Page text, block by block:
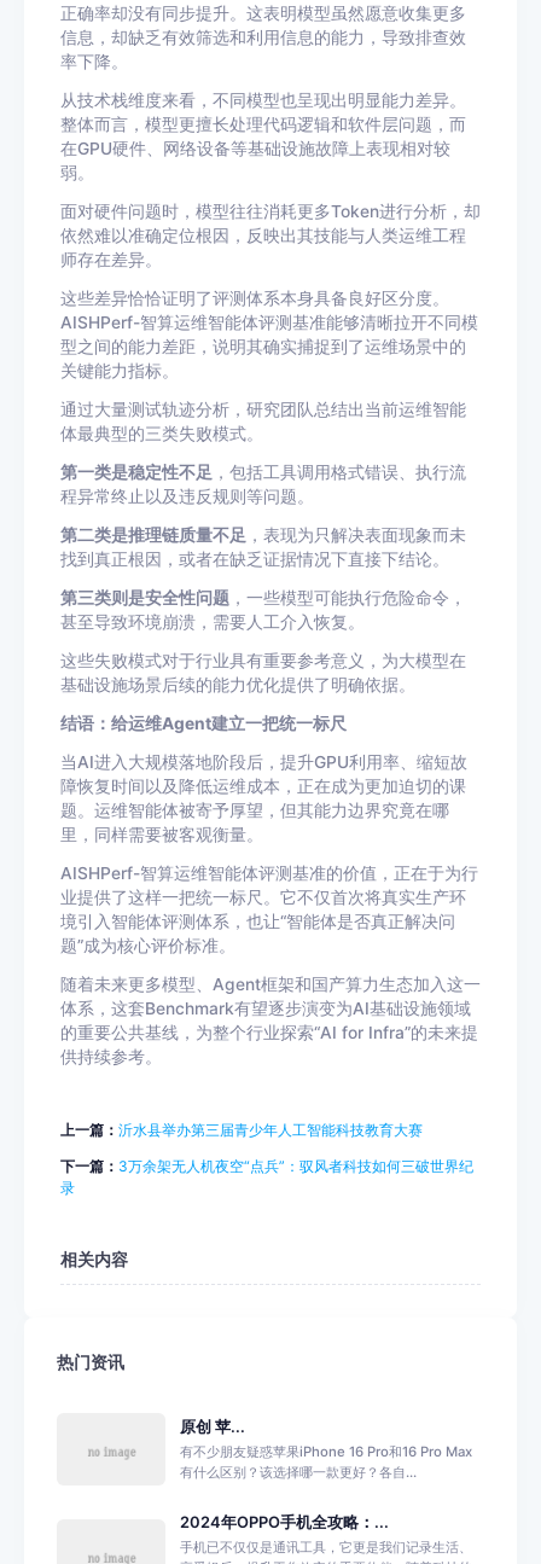
正确率却没有同步提升。这表明模型虽然愿意收集更多
信息，却缺乏有效筛选和利用信息的能力，导致排查效
率下降。
从技术栈维度来看，不同模型也呈现出明显能力差异。
整体而言，模型更擅长处理代码逻辑和软件层问题，而
在GPU硬件、网络设备等基础设施故障上表现相对较
弱。
面对硬件问题时，模型往往消耗更多Token进行分析，却
依然难以准确定位根因，反映出其技能与人类运维工程
师存在差异。
这些差异恰恰证明了评测体系本身具备良好区分度。
AISHPerf-智算运维智能体评测基准能够清晰拉开不同模
型之间的能力差距，说明其确实捕捉到了运维场景中的
关键能力指标。
通过大量测试轨迹分析，研究团队总结出当前运维智能
体最典型的三类失败模式。
第一类是稳定性不足 ，包括工具调用格式错误、执行流
程异常终止以及违反规则等问题。
第二类是推理链质量不足 ，表现为只解决表面现象而未
找到真正根因，或者在缺乏证据情况下直接下结论。
第三类则是安全性问题 ，一些模型可能执行危险命令，
甚至导致环境崩溃，需要人工介入恢复。
这些失败模式对于行业具有重要参考意义，为大模型在
基础设施场景后续的能力优化提供了明确依据。
结语：给运维Agent建立一把统一标尺
当AI进入大规模落地阶段后，提升GPU利用率、缩短故
障恢复时间以及降低运维成本，正在成为更加迫切的课
题。运维智能体被寄予厚望，但其能力边界究竟在哪
里，同样需要被客观衡量。
AISHPerf-智算运维智能体评测基准的价值，正在于为行
业提供了这样一把统一标尺。它不仅首次将真实生产环
境引入智能体评测体系，也让“智能体是否真正解决问
题”成为核心评价标准。
随着未来更多模型、Agent框架和国产算力生态加入这一
体系，这套Benchmark有望逐步演变为AI基础设施领域
的重要公共基线，为整个行业探索“AI for Infra”的未来提
供持续参考。
上一篇： 沂水县举办第三届青少年人工智能科技教育大赛
下一篇： 3万余架无人机夜空“点兵”：驭风者科技如何三破世界纪
录
相关内容
热门资讯
原创 苹...
有不少朋友疑惑苹果iPhone 16 Pro和16 Pro Max
有什么区别？该选择哪一款更好？各自...
2024年OPPO手机全攻略：...
手机已不仅仅是通讯工具，它更是我们记录生活、